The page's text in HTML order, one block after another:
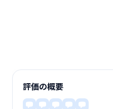
評価の概要